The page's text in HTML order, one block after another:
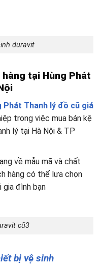
duravit
hàng tại Hùng Phát
Phát Thanh lý đồ cũ giá
trong việc mua bán kệ
lý tại Hà Nội & TP
về mẫu mã và chất
hàng có thể lựa chọn
gia đình bạn
cũ3
bị vệ sinh